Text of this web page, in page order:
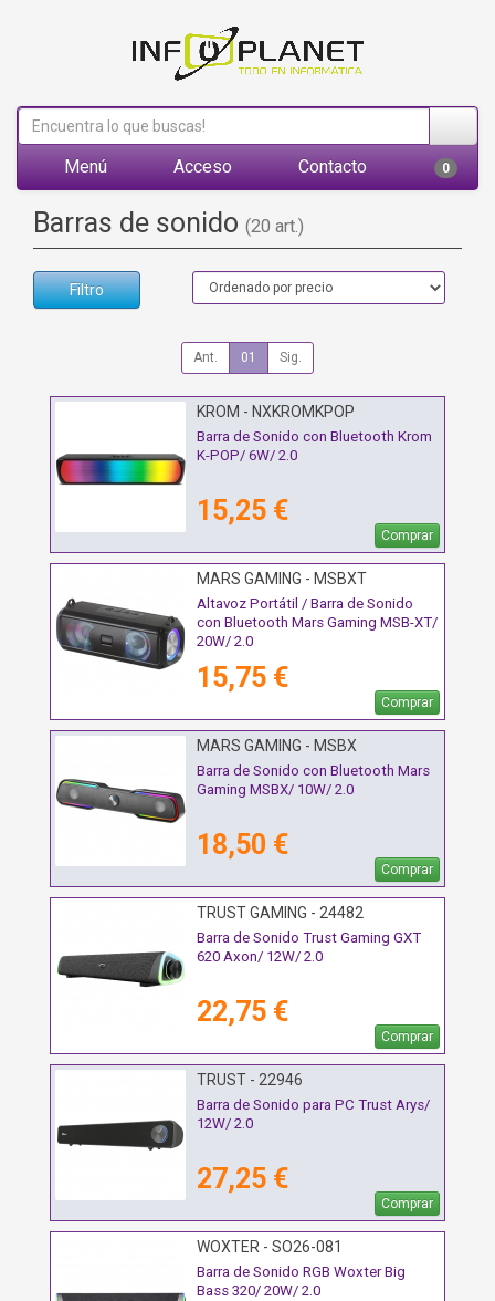
Menú Acceso Contacto 0
Barras de sonido (20 art.)
Filtro
Ant. 01 Sig.
KROM - NXKROMKPOP
Barra de Sonido con Bluetooth Krom
K-POP/ 6W/ 2.0
15,25 €
Comprar
MARS GAMING - MSBXT
Altavoz Portátil / Barra de Sonido
con Bluetooth Mars Gaming MSB-XT/
20W/ 2.0
15,75 €
Comprar
MARS GAMING - MSBX
Barra de Sonido con Bluetooth Mars
Gaming MSBX/ 10W/ 2.0
18,50 €
Comprar
TRUST GAMING - 24482
Barra de Sonido Trust Gaming GXT
620 Axon/ 12W/ 2.0
22,75 €
Comprar
TRUST - 22946
Barra de Sonido para PC Trust Arys/
12W/ 2.0
27,25 €
Comprar
WOXTER - SO26-081
Barra de Sonido RGB Woxter Big
Bass 320/ 20W/ 2.0